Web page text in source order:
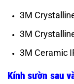
3M
3M
3M Ceramic
Kính sườn sau